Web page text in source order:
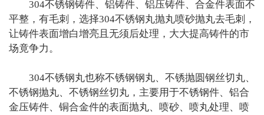
304不锈钢铸件、铝铸件、铝压铸件、合金件表面不
平整，有毛刺，选择304不锈钢丸抛丸喷砂抛丸去毛刺，
让铸件表面增白增亮且无须后处理，大大提高铸件的市
场竟争力。
304不锈钢丸也称不锈钢钢丸、不锈抛圆钢丝切丸、
不锈钢抛丸、不锈钢丝切丸，主要用于不锈钢件、铝合
金压铸件、铜合金件的表面抛丸、喷砂、喷丸处理、喷